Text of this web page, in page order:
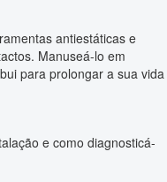
antiestáticas e
Manuseá-lo em
para prolongar a sua vida
e como diagnosticá-